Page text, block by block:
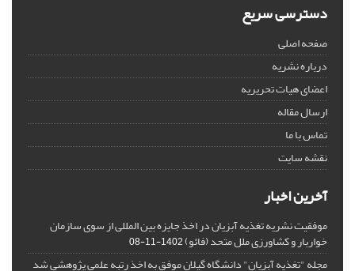
دسترسی سریع
صفحه اصلی
درباره نشریه
اعضای هیات تحریریه
ارسال مقاله
تماس با ما
نقشه سایت
آخرین اخبار
موفقیت نشریه تغذیه آبزیان در اخذ جایزه بین المللی از سوی سازمان
خواربار و کشاورزی ملل متحد (فائو)1402-11-08
مجله "تغذیه آبزیان" دانشگاه گیلان موفق به اخذ رتبه علمی پژوهشی شد